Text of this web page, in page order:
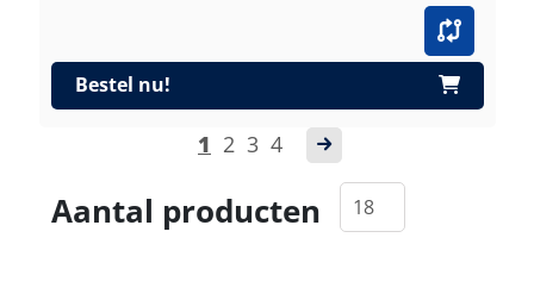
Bestel nu!
1 2 3 4
Aantal producten